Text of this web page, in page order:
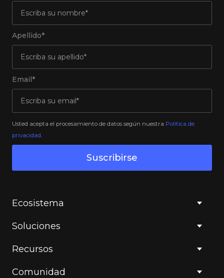
Apellido*
Email*
Usted acepta el procesamiento de datos según nuestra Política de
privacidad
Suscribirse
Ecosistema
Soluciones
Recursos
Comunidad